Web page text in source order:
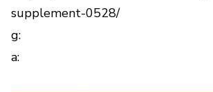
supplement-0528/
g:
a: